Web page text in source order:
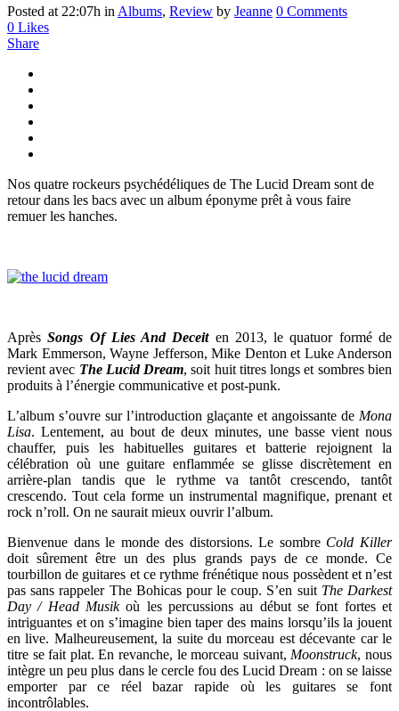
Posted at 22:07h in Albums, Review by Jeanne 0 Comments
0 Likes
Share
Nos quatre rockeurs psychédéliques de The Lucid Dream sont de
retour dans les bacs avec un album éponyme prêt à vous faire
remuer les hanches.
AprèsSongs Of Lies And Deceiten 2013, le quatuor formé de
Mark Emmerson, Wayne Jefferson, Mike Denton et Luke Anderson
revient avec The Lucid Dream, soit huit titres longs et sombres bien
produits à l’énergie communicative et post-punk.
L’album s’ouvre sur l’introduction glaçante et angoissante de Mona
Lisa. Lentement, au bout de deux minutes, une basse vient nous
chauffer, puis les habituelles guitares et batterie rejoignent la
célébration où une guitare enflammée se glisse discrètement en
arrière-plan tandis que le rythme va tantôt crescendo, tantôt
crescendo. Tout cela forme un instrumental magnifique, prenant et
rock n’roll. On ne saurait mieux ouvrir l’album.
Bienvenue dans le monde des distorsions. Le sombre Cold Killer
doit sûrement être un des plus grands pays de ce monde. Ce
tourbillon de guitares et ce rythme frénétique nous possèdent et n’est
pas sans rappeler The Bohicas pour le coup. S’en suit The Darkest
Day / Head Musikoù les percussions au début se font fortes et
intriguantes et on s’imagine bien taper des mains lorsqu’ils la jouent
en live. Malheureusement, la suite du morceau est décevante car le
titre se fait plat. En revanche, le morceau suivant, Moonstruck, nous
intègre un peu plus dans le cercle fou des Lucid Dream : on se laisse
emporter par ce réel bazar rapide où les guitares se font
incontrôlables.